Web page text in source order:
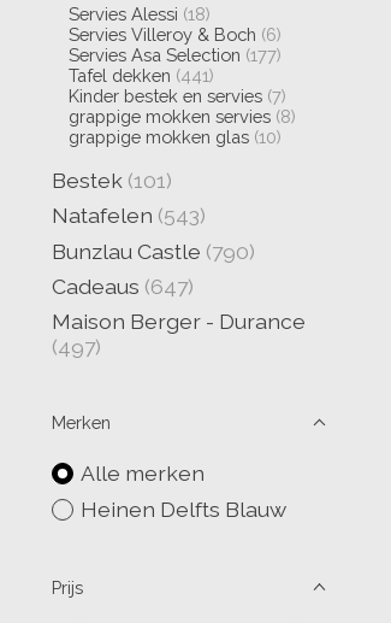
Servies Alessi (18)
Servies Villeroy & Boch (6)
Servies Asa Selection (177)
Tafel dekken (441)
Kinder bestek en servies (7)
grappige mokken servies (8)
grappige mokken glas (10)
Bestek (101)
Natafelen (543)
Bunzlau Castle (790)
Cadeaus (647)
Maison Berger - Durance
(497)
Merken
Alle merken
Heinen Delfts Blauw
Prijs